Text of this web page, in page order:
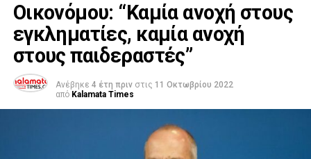
Οικονόμου: “Καμία ανοχή στους
εγκληματίες, καμία ανοχή
στους παιδεραστές”
Ανέβηκε 4 έτη πριν στις 11 Οκτωβρίου 2022
από Kalamata Times